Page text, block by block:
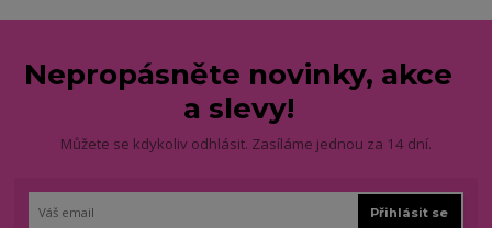
Nepropásněte novinky, akce
a slevy!
Můžete se kdykoliv odhlásit. Zasíláme jednou za 14 dní.
Přihlásit se